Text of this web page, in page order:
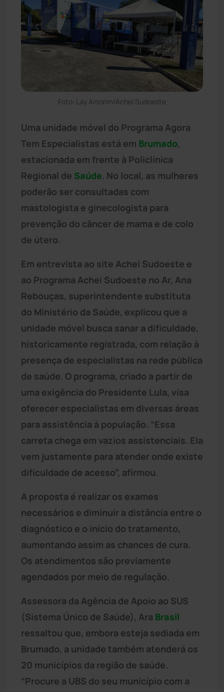
Foto: Lay Amorim/Achei Sudoeste
Uma unidade móvel do Programa Agora
Tem Especialistas está em Brumado,
estacionada em frente à Policlínica
Regional de Saúde. No local, as mulheres
poderão ser consultadas com
mastologista e ginecologista para
prevenção do câncer de mama e de colo
de útero.
Em entrevista ao site Achei Sudoeste e
ao Programa Achei Sudoeste no Ar, Ana
Rebouças, superintendente substituta
do Ministério da Saúde, explicou que a
unidade móvel busca sanar a dificuldade,
historicamente registrada, com relação à
presença de especialistas na rede pública
de saúde. O programa, criado a partir de
uma exigência do Presidente Lula, visa
oferecer especialistas em diversas áreas
para assistência à população. “Essa
carreta chega em vazios assistenciais. Ela
vem justamente para atender onde existe
dificuldade de acesso”, afirmou.
A proposta é realizar os exames
necessários e diminuir a distância entre o
diagnóstico e o início do tratamento,
aumentando assim as chances de cura.
Os atendimentos são previamente
agendados por meio de regulação.
Assessora da Agência de Apoio ao SUS
(Sistema Único de Saúde), Ara Brasil
ressaltou que, embora esteja sediada em
Brumado, a unidade também atenderá os
20 municípios da região de saúde.
“Procure a UBS do seu município com a